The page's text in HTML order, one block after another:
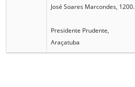
José Soares Marcondes, 1200.
Presidente Prudente,
Araçatuba